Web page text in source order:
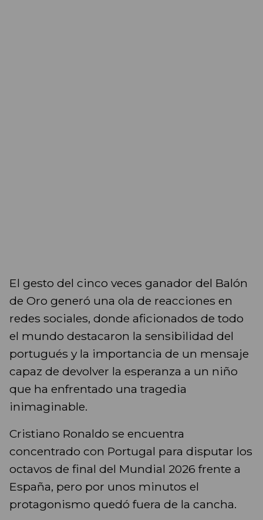
El gesto del cinco veces ganador del Balón
de Oro generó una ola de reacciones en
redes sociales, donde aficionados de todo
el mundo destacaron la sensibilidad del
portugués y la importancia de un mensaje
capaz de devolver la esperanza a un niño
que ha enfrentado una tragedia
inimaginable.
Cristiano Ronaldo se encuentra
concentrado con Portugal para disputar los
octavos de final del Mundial 2026 frente a
España, pero por unos minutos el
protagonismo quedó fuera de la cancha.